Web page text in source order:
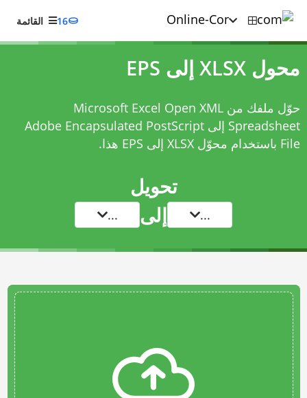
16 القائمة
محول XLSX إلى EPS
حوّل ملفك من Microsoft Excel Open XML
Spreadsheet إلى Adobe Encapsulated PostScript
File باستخدام
محوّل XLSX إلى EPS هذا.
تحويل
... إلى ...